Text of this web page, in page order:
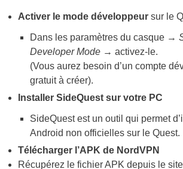
Activer le mode développeur sur le
Dans les paramètres du casque →
Developer Mode→ activez-le.
(Vous aurez besoin d’un compte
gratuit à créer).
Installer SideQuest sur votre PC
SideQuest est un outil qui permet
Android non officielles sur le Quest.
Télécharger l’APK de NordVPN
Récupérez le fichier APK depuis le